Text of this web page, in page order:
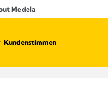
Medela
Kundenstimmen